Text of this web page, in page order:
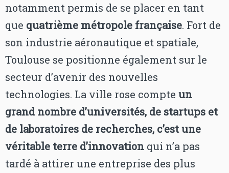
notamment permis de se placer en tant
que quatrième métropole française. Fort de
son industrie aéronautique et spatiale,
Toulouse se positionne également sur le
secteur d’avenir des nouvelles
technologies. La ville rose compte un
grand nombre d’universités, de startups et
de laboratoires de recherches, c’est une
véritable terre d’innovation qui n’a pas
tardé à attirer une entreprise des plus